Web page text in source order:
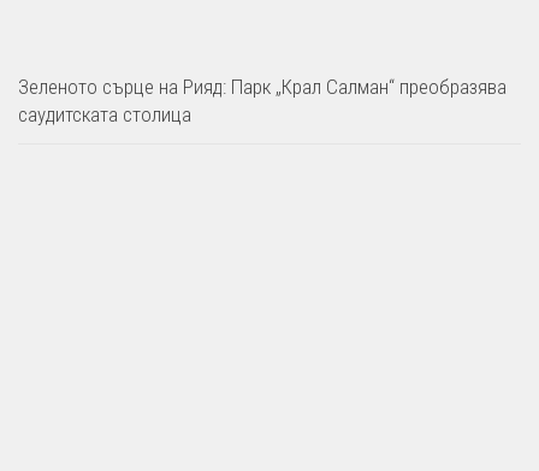
Зеленото сърце на Рияд: Парк „Крал Салман“ преобразява
саудитската столица